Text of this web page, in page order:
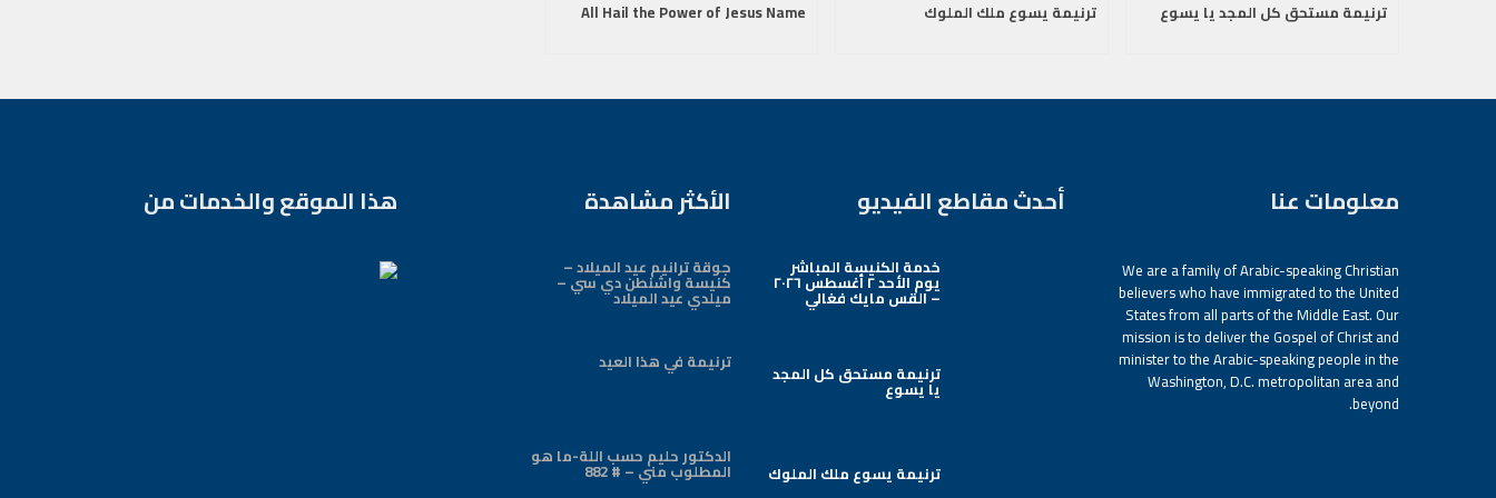
ترنيمة مستحق كل المجد يا يسوع ترنيمة يسوع ملك الملوك All Hail the Power of Jesus Name
معلومات عنا
We are a family of Arabic-speaking Christian
believers who have immigrated to the United
States from all parts of the Middle East. Our
mission is to deliver the Gospel of Christ and
minister to the Arabic-speaking people in the
Washington, D.C. metropolitan area and
beyond.
أحدث مقاطع الفيديو
خدمة الكنيسة المباشر
يوم الأحد ٢ أغسطس ٢٠٢٦
– القس مايك فغالي
ترنيمة مستحق كل المجد
يا يسوع
ترنيمة يسوع ملك الملوك
الأكثر مشاهدة
جوقة ترانيم عيد الميلاد –
كنيسة واشنطن دي سي –
ميلدي عيد الميلاد
ترنيمة في هذا العيد
الدكتور حليم حسب اللة-ما هو
المطلوب مني – # 882
هذا الموقع والخدمات من